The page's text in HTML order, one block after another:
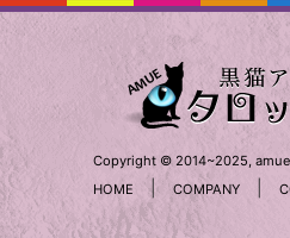
Copyright © 2014~2025,
HOME
| COMPANY